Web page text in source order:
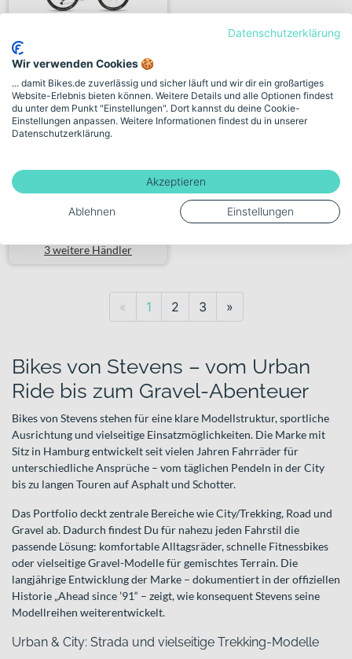
Stevens Devil´s Trail Gent ...
1.399,00€
+ 1 Farbe
Verkauf durch Händler:
Fahrrad am Bächle GmbH
379 km
3 weitere Händler
« Previous
1 2 3 »Next
Bikes von Stevens – vom Urban
Ride bis zum Gravel-Abenteuer
Bikes von Stevens stehen für eine klare Modellstruktur, sportliche
Ausrichtung und vielseitige Einsatzmöglichkeiten. Die Marke mit
Sitz in Hamburg entwickelt seit vielen Jahren Fahrräder für
unterschiedliche Ansprüche – vom täglichen Pendeln in der City
bis zu langen Touren auf Asphalt und Schotter.
Das Portfolio deckt zentrale Bereiche wie City/Trekking, Road und
Gravel ab. Dadurch findest Du für nahezu jeden Fahrstil die
passende Lösung: komfortable Alltagsräder, schnelle Fitnessbikes
oder vielseitige Gravel-Modelle für gemischtes Terrain. Die
langjährige Entwicklung der Marke – dokumentiert in der offiziellen
Historie „Ahead since ’91“ – zeigt, wie konsequent Stevens seine
Modellreihen weiterentwickelt.
Urban & City: Strada und vielseitige Trekking-Modelle
Datenschutzerklärung
Wir verwenden Cookies 🍪
... damit Bikes.de zuverlässig und sicher läuft und wir dir ein großartiges
Website-Erlebnis bieten können. Weitere Details und alle Optionen findest
du unter dem Punkt "Einstellungen". Dort kannst du deine Cookie-
Einstellungen anpassen. Weitere Informationen findest du in unserer
Datenschutzerklärung.
Akzeptieren
Ablehnen Einstellungen